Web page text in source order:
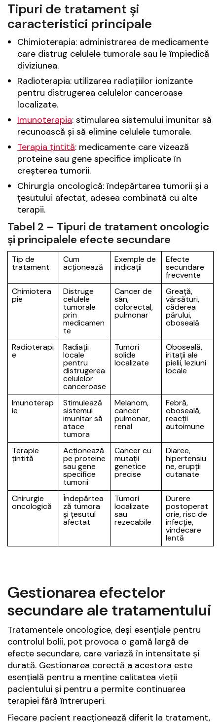
Tipuri de tratament și
caracteristici principale
Chimioterapia: administrarea de medicamente
care distrug celulele tumorale sau le împiedică
diviziunea.
Radioterapia: utilizarea radiațiilor ionizante
pentru distrugerea celulelor canceroase
localizate.
Imunoterapia: stimularea sistemului imunitar să
recunoască și să elimine celulele tumorale.
Terapia țintită: medicamente care vizează
proteine sau gene specifice implicate în
creșterea tumorii.
Chirurgia oncologică: îndepărtarea tumorii și a
țesutului afectat, adesea combinată cu alte
terapii.
Tabel 2 – Tipuri de tratament oncologic
și principalele efecte secundare
Tip de
tratament
Cum
acționează
Exemple de
indicații
Efecte
secundare
frecvente
Chimiotera
pie
Distruge
celulele
tumorale
prin
medicamen
te
Cancer de
sân,
colorectal,
pulmonar
Greață,
vărsături,
căderea
părului,
oboseală
Radioterapi
e
Radiații
locale
pentru
distrugerea
celulelor
canceroase
Tumori
solide
localizate
Oboseală,
iritații ale
pielii, leziuni
locale
Imunoterap
ie
Stimulează
sistemul
imunitar să
atace
tumora
Melanom,
cancer
pulmonar,
renal
Febră,
oboseală,
reacții
autoimune
Terapie
țintită
Acționează
pe proteine
sau gene
specifice
tumorii
Cancer cu
mutații
genetice
precise
Diaree,
hipertensiu
ne, erupții
cutanate
Chirurgie
oncologică
Îndepărtea
ză tumora
și țesutul
afectat
Tumori
localizate
sau
rezecabile
Durere
postoperat
orie, risc de
infecție,
vindecare
lentă
Gestionarea efectelor
secundare ale tratamentului
Tratamentele oncologice, deși esențiale pentru
controlul bolii, pot provoca o gamă largă de
efecte secundare, care variază în intensitate și
durată. Gestionarea corectă a acestora este
esențială pentru a menține calitatea vieții
pacientului și pentru a permite continuarea
terapiei fără întreruperi.
Fiecare pacient reacționează diferit la tratament,